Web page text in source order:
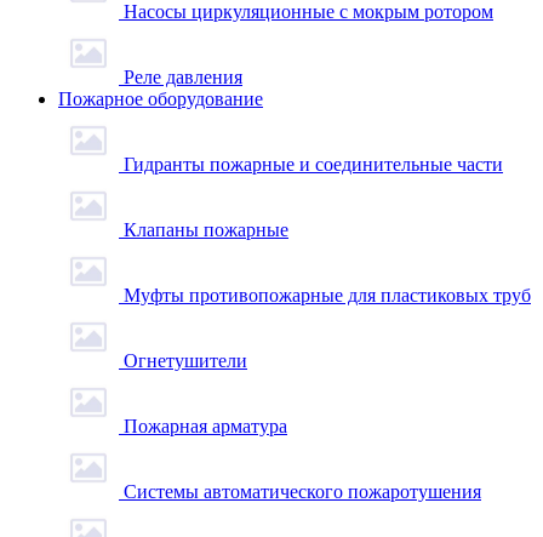
Насосы циркуляционные с мокрым ротором
Реле давления
Пожарное оборудование
Гидранты пожарные и соединительные части
Клапаны пожарные
Муфты противопожарные для пластиковых труб
Огнетушители
Пожарная арматура
Системы автоматического пожаротушения